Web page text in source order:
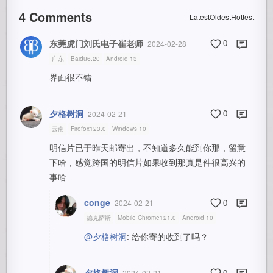
4 Comments LatestOldestHottest
东莞虎门刘氏电子崔老师 2024-02-28 0
广东 Baidu6.20 Android 13
界面很不错
夕格树洞 2024-02-21 0
云南 Firefox123.0 Windows 10
明信片已于昨天邮寄出，不知道多久能到你那，留意
下哈，感觉跨国的明信片如果收到那真是件很高兴的
事哈
conge 2024-02-21 0
德克萨斯 Mobile Chrome121.0 Android 10
@夕格树洞: 给你寄的收到了吗？